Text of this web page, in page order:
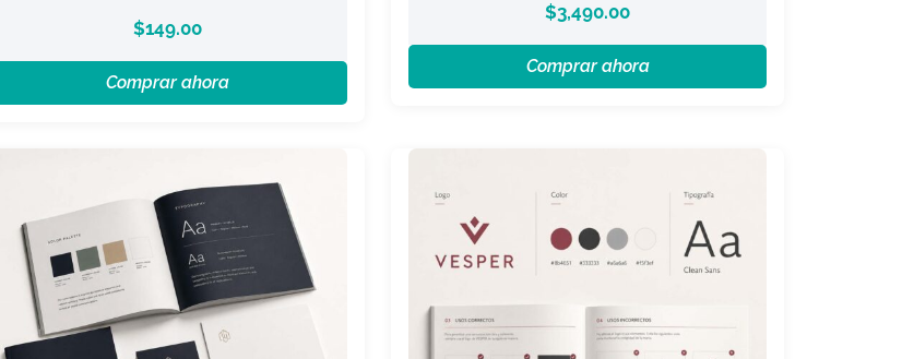
$149.00
Comprar ahora
$3,490.00
Comprar ahora